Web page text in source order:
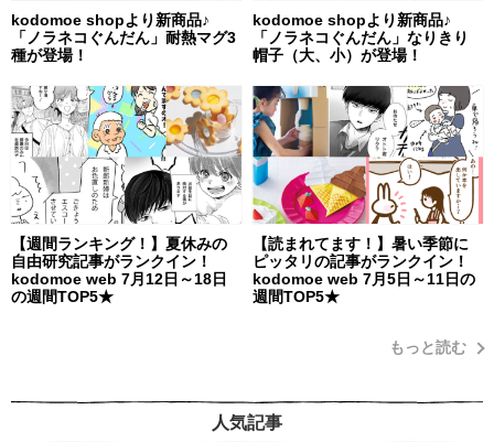
kodomoe shopより新商品♪
「ノラネコぐんだん」耐熱マグ3
種が登場！
kodomoe shopより新商品♪
「ノラネコぐんだん」なりきり
帽子（大、小）が登場！
【週間ランキング！】夏休みの
自由研究記事がランクイン！
kodomoe web 7月12日～18日
の週間TOP5★
【読まれてます！】暑い季節に
ピッタリの記事がランクイン！
kodomoe web 7月5日～11日の
週間TOP5★
もっと読む
人気記事